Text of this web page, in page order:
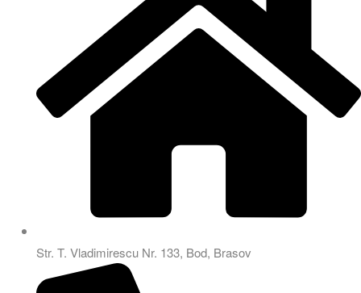
Str. T. Vladimirescu Nr. 133, Bod, Brasov